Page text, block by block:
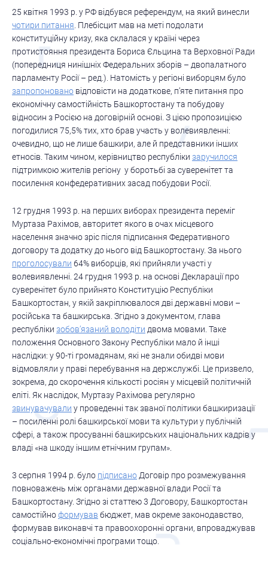
25 квітня 1993 р. у РФ відбувся референдум, на який винесли
чотири питання . Плебісцит мав на меті подолати
конституційну кризу, яка склалася у країні через
протистояння президента Бориса Єльцина та Верховної Ради
(попередниця нинішніх Федеральних зборів – двопалатного
парламенту Росії – ред.). Натомість у регіоні виборцям було
запропоновано відповісти на додаткове, п’яте питання про
економічну самостійність Башкортостану та побудову
відносин з Росією на договірній основі. З цією пропозицією
погодилися 75,5% тих, хто брав участь у волевиявленні:
очевидно, що не лише башкири, але й представники інших
етносів. Таким чином, керівництво республіки заручилося
підтримкою жителів регіону у боротьбі за суверенітет та
посилення конфедеративних засад побудови Росії.
12 грудня 1993 р. на перших виборах президента переміг
Муртаза Рахімов, авторитет якого в очах місцевого
населення значно зріс після підписання Федеративного
договору та додатку до нього від Башкортостану. За нього
проголосували 64% виборців, які прийняли участі у
волевиявленні. 24 грудня 1993 р. на основі Декларації про
суверенітет було прийнято Конституцію Республіки
Башкортостан, у якій закріплювалося дві державні мови –
російська та башкирська. Згідно з документом, глава
республіки зобов’язаний володіти двома мовами. Таке
положення Основного Закону Республіки мало й інші
наслідки: у 90-ті громадянам, які не знали обидві мови
відмовляли у праві перебування на держслужбі. Це призвело,
зокрема, до скорочення кількості росіян у місцевій політичній
еліті. Як наслідок, Муртазу Рахімова регулярно
звинувачували у проведенні так званої політики башкиризації
– посиленні ролі башкирської мови та культури у публічній
сфері, а також просуванні башкирських національних кадрів у
владі «на шкоду іншим етнічним групам».
3 серпня 1994 р. було підписано Договір про розмежування
повноважень між органами державної влади Росії та
Башкортостану. Згідно зі статтею 3 Договору, Башкортостан
самостійноформував бюджет, мав окреме законодавство,
формував виконавчі та правоохоронні органи, впроваджував
соціально-економічні програми тощо.